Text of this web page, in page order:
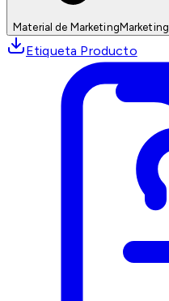
Material de MarketingMarketing
Etiqueta Producto